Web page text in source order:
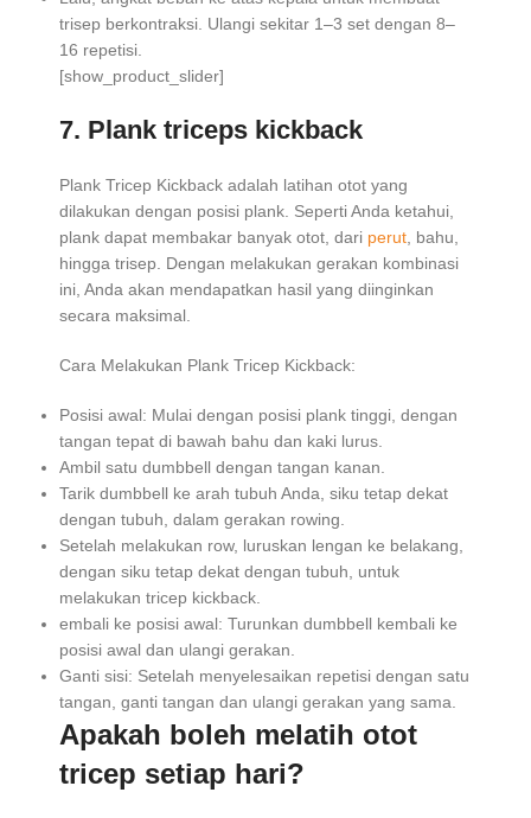
trisep berkontraksi. Ulangi sekitar 1–3 set dengan 8–
16 repetisi.
[show_product_slider]
7. Plank triceps kickback
Plank Tricep Kickback adalah latihan otot yang
dilakukan dengan posisi plank. Seperti Anda ketahui,
plank dapat membakar banyak otot, dari perut , bahu,
hingga trisep. Dengan melakukan gerakan kombinasi
ini, Anda akan mendapatkan hasil yang diinginkan
secara maksimal.
Cara Melakukan Plank Tricep Kickback:
Posisi awal: Mulai dengan posisi plank tinggi, dengan
tangan tepat di bawah bahu dan kaki lurus.
Ambil satu dumbbell dengan tangan kanan.
Tarik dumbbell ke arah tubuh Anda, siku tetap dekat
dengan tubuh, dalam gerakan rowing.
Setelah melakukan row, luruskan lengan ke belakang,
dengan siku tetap dekat dengan tubuh, untuk
melakukan tricep kickback.
embali ke posisi awal: Turunkan dumbbell kembali ke
posisi awal dan ulangi gerakan.
Ganti sisi: Setelah menyelesaikan repetisi dengan satu
tangan, ganti tangan dan ulangi gerakan yang sama.
Apakah boleh melatih otot
tricep setiap hari?